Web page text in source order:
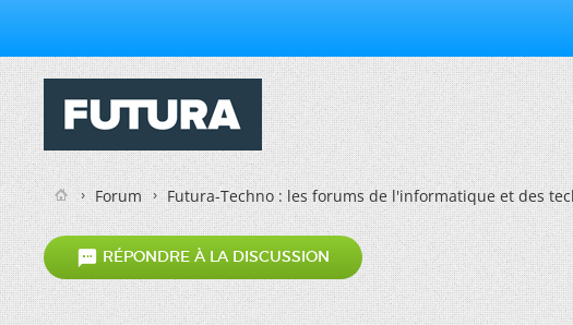
Forum Futura-Techno : les forums de l'informatique et des
 RÉPONDRE À LA DISCUSSION